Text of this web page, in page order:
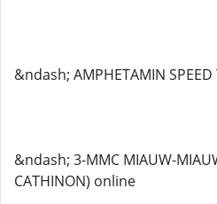
&ndash; AMPHETAMIN
&ndash; 3-MMC MIAUW-
CATHINON) online